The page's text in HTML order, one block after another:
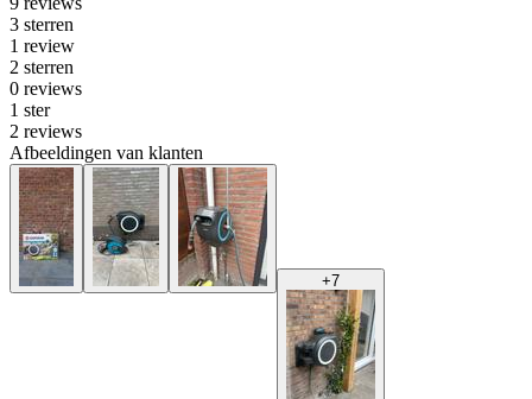
3 sterren
1 review
2 sterren
0 reviews
1 ster
2 reviews
Afbeeldingen van klanten
+7